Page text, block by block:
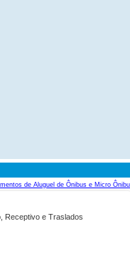
de Aluguel de Ônibus e Micro
Receptivo e Traslados